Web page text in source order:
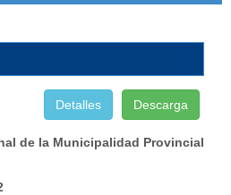
Descarga
Detalles
de la Municipalidad Provincial